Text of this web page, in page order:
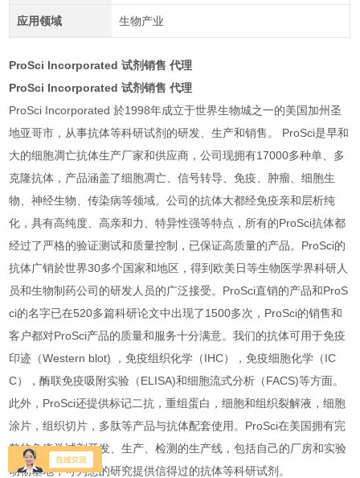
应用领域 生物产业
ProSci Incorporated 试剂销售 代理
ProSci Incorporated 试剂销售 代理
ProSci Incorporated 於1998年成立于世界生物城之一的美国加州圣
地亚哥市，从事抗体等科研试剂的研发、生产和销售。 ProSci是早和
大的细胞凋亡抗体生产厂家和供应商，公司现拥有17000多种单、多
克隆抗体，产品涵盖了细胞凋亡、信号转导、免疫、肿瘤、细胞生
物、神经生物、传染病等领域。公司的抗体大都经免疫亲和层析纯
化，具有高纯度、高亲和力、特异性强等特点，所有的ProSci抗体都
经过了严格的验证测试和质量控制，已保证高质量的产品。ProSci的
抗体广销於世界30多个国家和地区，得到欧美日等生物医学界科研人
员和生物制药公司的研发人员的广泛接受。ProSci直销的产品和ProS
ci的名字已在520多篇科研论文中出现了1500多次，ProSci的销售和
客户都对ProSci产品的质量和服务十分满意。我们的抗体可用于免疫
印迹（Western blot) ，免疫组织化学（IHC），免疫细胞化学（IC
C），酶联免疫吸附实验（ELISA)和细胞流式分析（FACS)等方面。
此外，ProSci还提供标记二抗，重组蛋白，细胞和组织裂解液，细胞
涂片，组织切片，多肽等产品与抗体配套使用。ProSci在美国拥有完
整的免疫学试剂开发、生产、检测的生产线，包括自己的厂房和实验
动物基地，可为您的研究提供信得过的抗体等科研试剂。